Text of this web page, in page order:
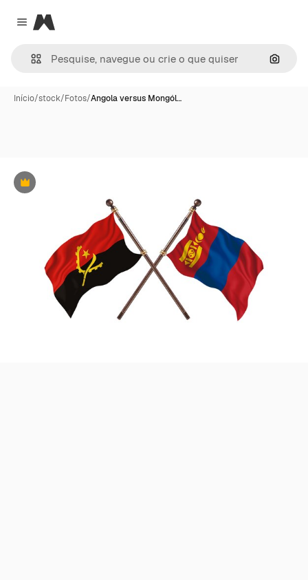
Close menu
Magnific
Início/stock/Fotos/Angola versus Mongól…
Premium